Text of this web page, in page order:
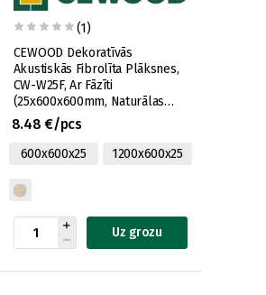
(1)
CEWOOD Dekoratīvās
Akustiskās Fibrolīta Plāksnes,
CW-W25F, Ar Fāzīti
(25x600x600mm, Naturālas
CW-W25F-P5-600X600-N,
0,36m2)
8.48 €/pcs
600x600x25 1200x600x25
Uz grozu